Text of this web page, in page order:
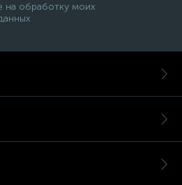
на обработку моих